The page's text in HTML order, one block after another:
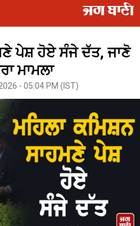
ਪੇਸ਼ ਹੋਏ ਸੰਜੇ ਦੱਤ, ਜਾਣੋ
ਮਾਮਲਾ
- 05:04 PM (IST)